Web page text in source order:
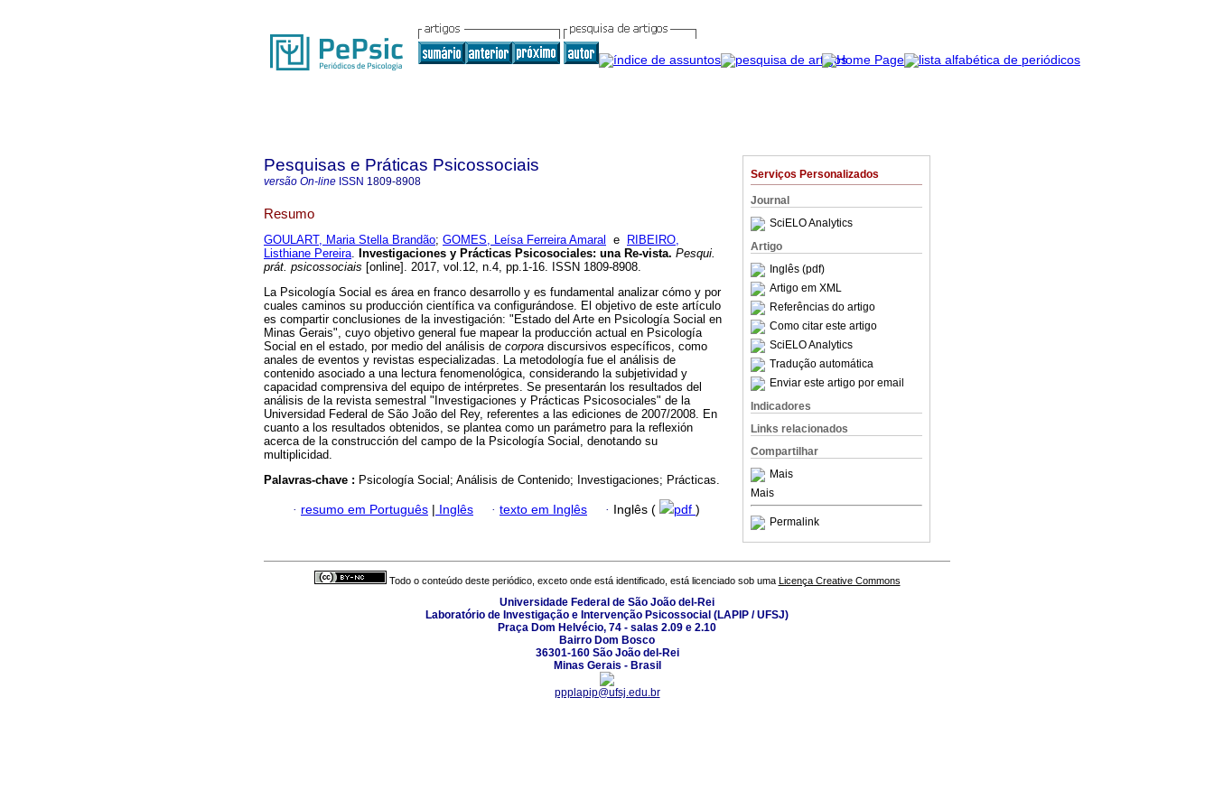
Serviços Personalizados
Journal
SciELO Analytics
Artigo
Inglês (pdf)
Artigo em XML
Referências do artigo
Como citar este artigo
SciELO Analytics
Tradução automática
Enviar este artigo por email
Indicadores
Links relacionados
Compartilhar
Mais
Mais
Permalink
Pesquisas e Práticas Psicossociais
versão On-line ISSN 1809-8908
Resumo
GOULART, Maria Stella Brandão; GOMES, Leísa Ferreira Amaral e
RIBEIRO,
Listhiane Pereira. Investigaciones y Prácticas Psicosociales: una Re-vista. Pesqui.
prát. psicossociais [online]. 2017, vol.12, n.4, pp.1-16. ISSN 1809-8908.
La Psicología Social es área en franco desarrollo y es fundamental analizar cómo y por
cuales caminos su producción científica va configurándose. El objetivo de este artículo
es compartir conclusiones de la investigación: "Estado del Arte en Psicología Social en
Minas Gerais", cuyo objetivo general fue mapear la producción actual en Psicología
Social en el estado, por medio del análisis de corpora discursivos específicos, como
anales de eventos y revistas especializadas. La metodología fue el análisis de
contenido asociado a una lectura fenomenológica, considerando la subjetividad y
capacidad comprensiva del equipo de intérpretes. Se presentarán los resultados del
análisis de la revista semestral "Investigaciones y Prácticas Psicosociales" de la
Universidad Federal de São João del Rey, referentes a las ediciones de 2007/2008. En
cuanto a los resultados obtenidos, se plantea como un parámetro para la reflexión
acerca de la construcción del campo de la Psicología Social, denotando su
multiplicidad.
Palavras-chave : Psicología Social; Análisis de Contenido; Investigaciones; Prácticas.
· resumo em Português | Inglês · texto em Inglês · Inglês ( pdf )
Todo o conteúdo deste periódico, exceto onde está identificado, está licenciado sob uma Licença Creative Commons
Universidade Federal de São João del-Rei
Laboratório de Investigação e Intervenção Psicossocial (LAPIP / UFSJ)
Praça Dom Helvécio, 74 - salas 2.09 e 2.10
Bairro Dom Bosco
36301-160 São João del-Rei
Minas Gerais - Brasil
ppplapip@ufsj.edu.br